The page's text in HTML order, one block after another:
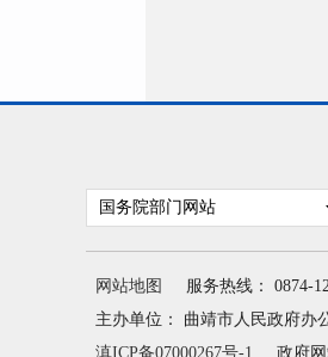
国务院部门网站
网站地图
服务热线： 0874-
主办单位： 曲靖市人民政府办
滇ICP备07000267号-1
政府